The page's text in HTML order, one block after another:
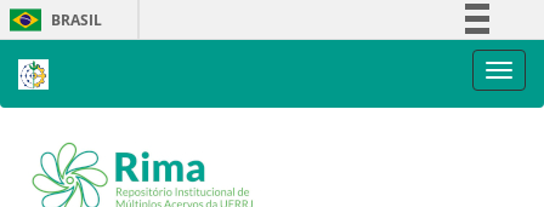
Skip
navigation
BRASIL